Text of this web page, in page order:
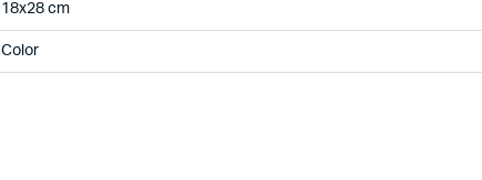
18x28 cm
Color